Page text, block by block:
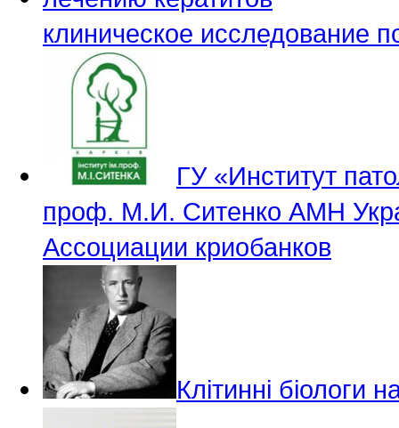
клиническое исследование
ГУ «Институт
проф. М.И. Ситенко АМН
Ассоциации криобанков
Клітинні біологи